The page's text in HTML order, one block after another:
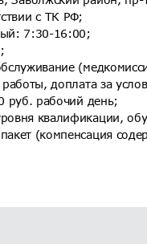
с ТК РФ;
7:30-16:00;
доплата за
руб. рабочий день;
квалификации,
(компенсация